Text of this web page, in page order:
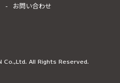
お問い合わせ
Co.,Ltd. All Rights Reserved.